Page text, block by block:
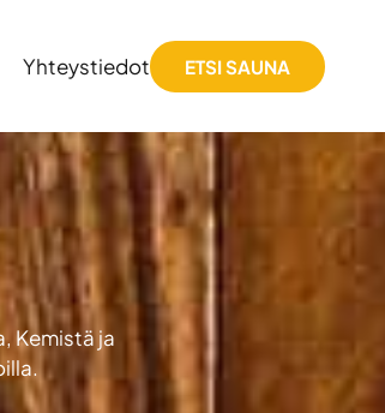
Yhteystiedot ETSI SAUNA
Kemistä ja